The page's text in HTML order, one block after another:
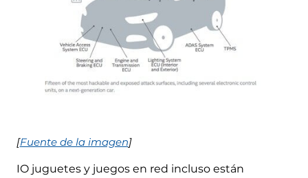
[Fuente de la imagen]
IO juguetes y juegos en red incluso están